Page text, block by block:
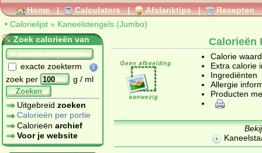
Home | Calculators | Afslanktips | Recepten
• Calorielijst » Kaneelstengels (Jumbo)
Zoek calorieën van
exacte zoekterm
zoek per
g / ml
Zoeken
Uitgebreid zoeken
Calorieën per portie
Calorieën archief
Voor je website
Calorieën
Calorie
Extra calorie
Ingrediënten
Allergie
Producten